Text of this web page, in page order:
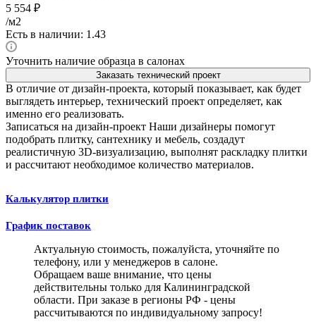
5 554 ₽
/м2
Есть в наличии: 1.43
Уточнить наличие образца в салонах
Заказать технический проект
В отличие от дизайн-проекта, который показывает, как будет
выглядеть интерьер, технический проект определяет, как
именно его реализовать.
Записаться на дизайн-проект Наши дизайнеры помогут
подобрать плитку, сантехнику и мебель, создадут
реалистичную 3D-визуализацию, выполнят раскладку плитки
и рассчитают необходимое количество материалов.
Калькулятор плитки
График поставок
Актуальную стоимость, пожалуйста, уточняйте по
телефону, или у менеджеров в салоне.
Обращаем ваше внимание, что цены
действительны только для Калининградской
области. При заказе в регионы РФ - цены
рассчитываются по индивидуальному запросу!